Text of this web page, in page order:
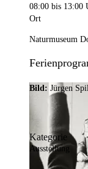
08:00 bis 13:00
Ort
Naturmuseum
Bild: Jürgen
Kategorie
Ausstellung